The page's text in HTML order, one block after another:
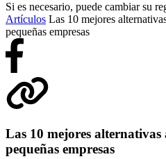
Si es necesario, puede cambiar su
Artículos Las 10 mejores
pequeñas empresas
Las 10 mejores
pequeñas empresas